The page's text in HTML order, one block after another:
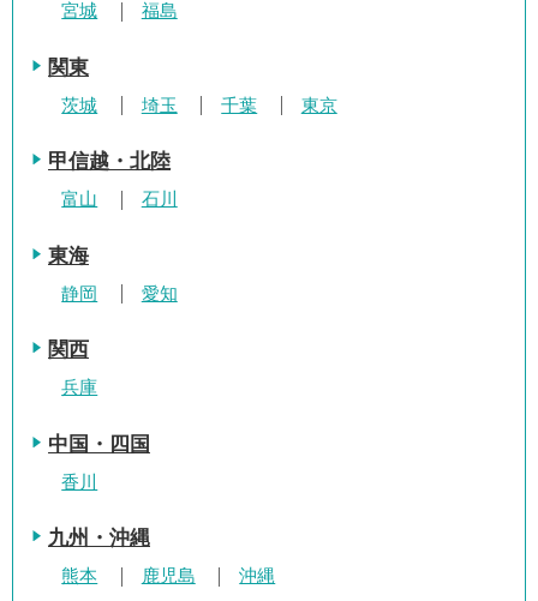
宮城 福島
関東
茨城 埼玉 千葉 東京
甲信越・北陸
富山 石川
東海
静岡 愛知
関西
兵庫
中国・四国
香川
九州・沖縄
熊本 鹿児島 沖縄